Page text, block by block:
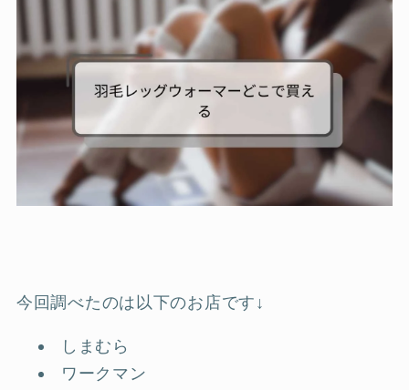
今回調べたのは以下のお店です↓
しまむら
ワークマン